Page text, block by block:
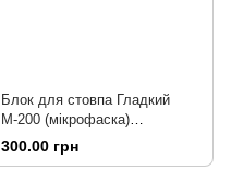
Блок для стовпа Гладкий
М-200 (мікрофаска)
400х300х200 колор-мікс
300.00 грн